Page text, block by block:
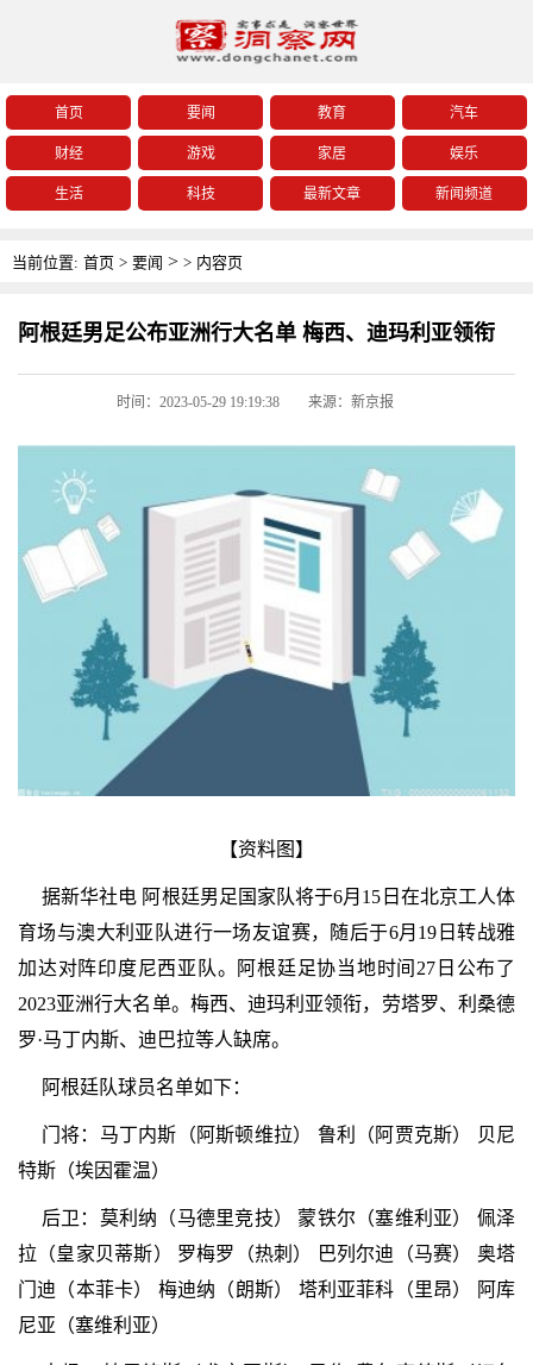
首页 要闻 教育 汽车
财经 游戏 家居 娱乐
生活 科技 最新文章 新闻频道
当前位置: 首页 > 要闻 > > 内容页
阿根廷男足公布亚洲行大名单 梅西、迪玛利亚领衔
时间：2023-05-29 19:19:38 来源：新京报
【资料图】
据新华社电 阿根廷男足国家队将于6月15日在北京工人体
育场与澳大利亚队进行一场友谊赛，随后于6月19日转战雅
加达对阵印度尼西亚队。阿根廷足协当地时间27日公布了
2023亚洲行大名单。梅西、迪玛利亚领衔，劳塔罗、利桑德
罗·马丁内斯、迪巴拉等人缺席。
阿根廷队球员名单如下：
门将：马丁内斯（阿斯顿维拉） 鲁利（阿贾克斯） 贝尼
特斯（埃因霍温）
后卫：莫利纳（马德里竞技） 蒙铁尔（塞维利亚） 佩泽
拉（皇家贝蒂斯） 罗梅罗（热刺） 巴列尔迪（马赛） 奥塔
门迪（本菲卡） 梅迪纳（朗斯） 塔利亚菲科（里昂） 阿库
尼亚（塞维利亚）